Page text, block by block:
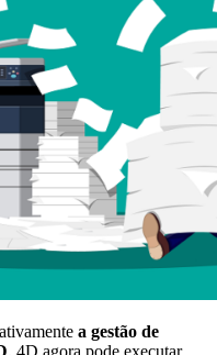
a gestão de
. 4D agora pode executar